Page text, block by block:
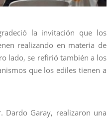
la invitación que los
realizando en materia de
lado, se refirió también a los
que los ediles tienen a
Dardo Garay, realizaron una